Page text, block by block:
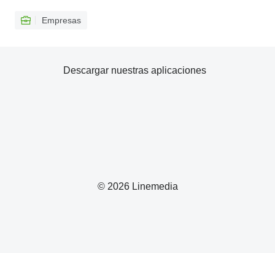
Empresas
© 2026 Linemedia
Descargar nuestras aplicaciones